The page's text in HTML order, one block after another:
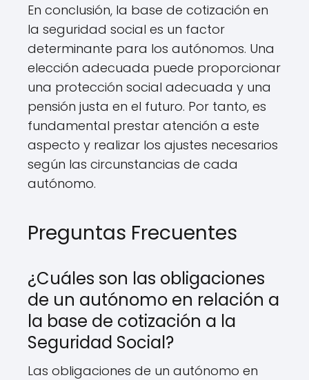
En conclusión, la base de cotización en
la seguridad social es un factor
determinante para los autónomos. Una
elección adecuada puede proporcionar
una protección social adecuada y una
pensión justa en el futuro. Por tanto, es
fundamental prestar atención a este
aspecto y realizar los ajustes necesarios
según las circunstancias de cada
autónomo.
Preguntas Frecuentes
¿Cuáles son las obligaciones
de un autónomo en relación a
la base de cotización a la
Seguridad Social?
Las obligaciones de un autónomo en